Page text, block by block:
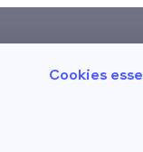
Cookies
Nos conseils